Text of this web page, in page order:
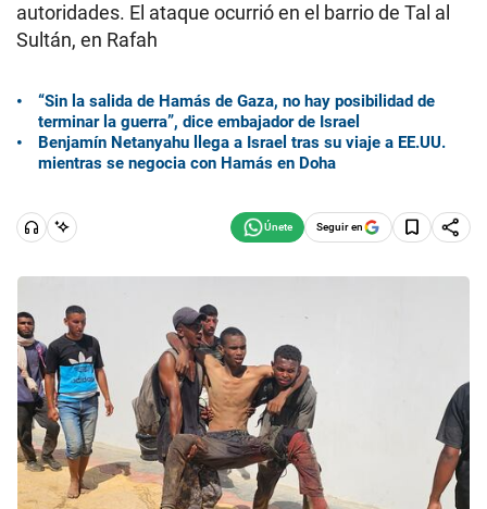
autoridades. El ataque ocurrió en el barrio de Tal al
Sultán, en Rafah
“Sin la salida de Hamás de Gaza, no hay posibilidad de
terminar la guerra”, dice embajador de Israel
Benjamín Netanyahu llega a Israel tras su viaje a EE.UU.
mientras se negocia con Hamás en Doha
Seguir en